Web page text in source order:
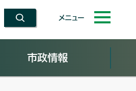
メニュー
市政情報